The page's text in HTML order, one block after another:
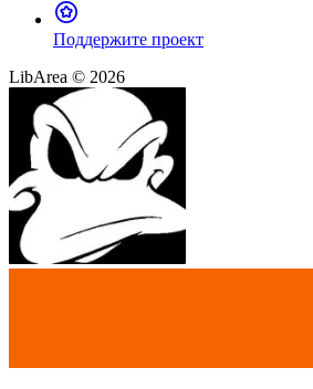
Поддержите проект
LibArea © 2026